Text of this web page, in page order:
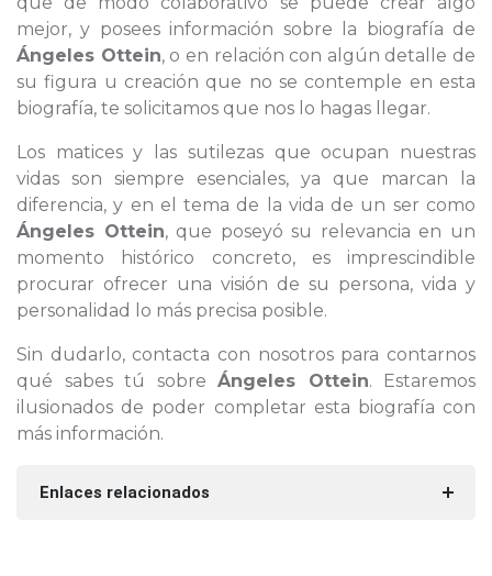
mejor, y posees información sobre la biografía de
Ángeles Ottein, o en relación con algún detalle de
su figura u creación que no se contemple en esta
biografía, te solicitamos que nos lo hagas llegar.
Los matices y las sutilezas que ocupan nuestras
vidas son siempre esenciales, ya que marcan la
diferencia, y en el tema de la vida de un ser como
Ángeles Ottein, que poseyó su relevancia en un
momento histórico concreto, es imprescindible
procurar ofrecer una visión de su persona, vida y
personalidad lo más precisa posible.
Sin dudarlo, contacta con nosotros para contarnos
qué sabes tú sobre Ángeles Ottein. Estaremos
ilusionados de poder completar esta biografía con
más información.
Enlaces relacionados